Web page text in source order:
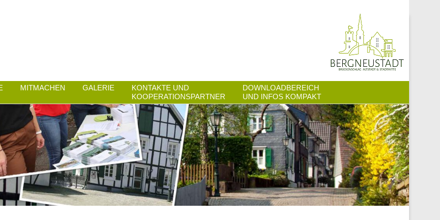
Stadtteilbüro
MITMACHEN GALERIE
KONTAKTE UND
KOOPERATIONSPARTNER
DOWNLOADBEREICH
UND INFOS KOMPAKT